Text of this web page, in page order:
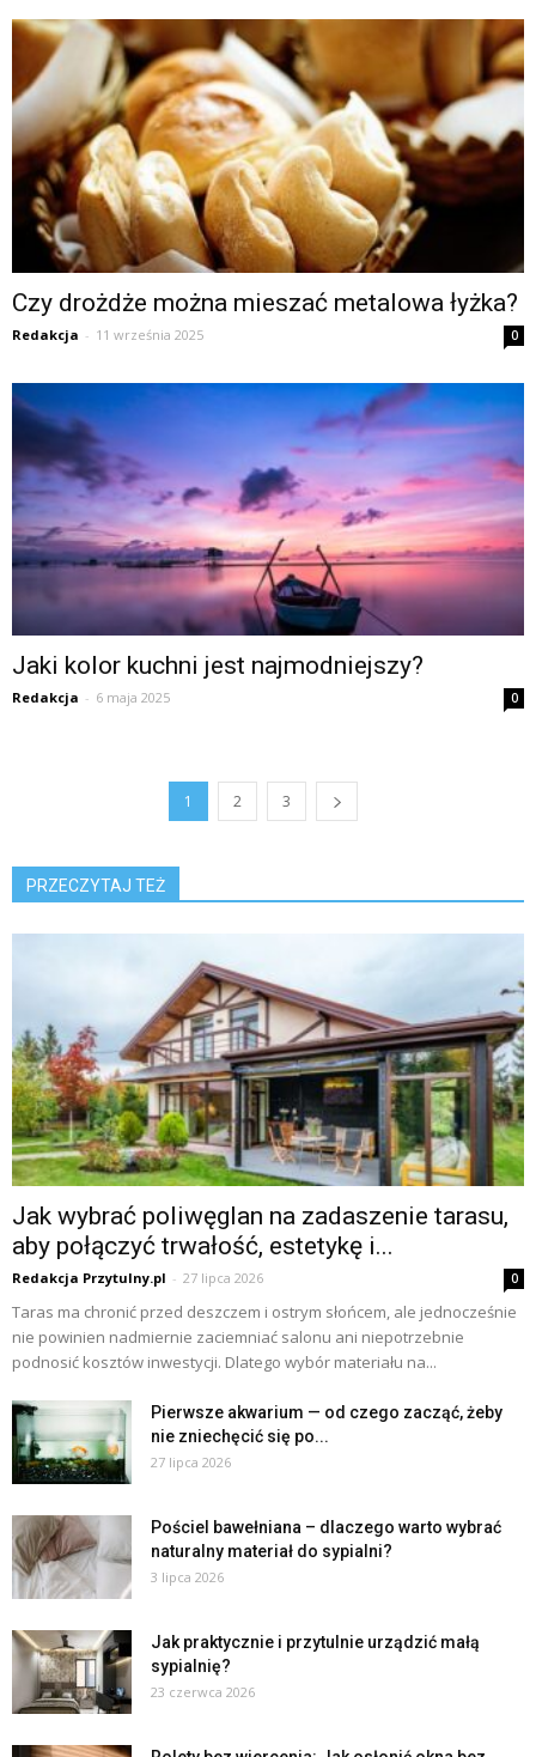
Czy drożdże można mieszać metalowa łyżka?
Redakcja - 11 września 2025 0
Jaki kolor kuchni jest najmodniejszy?
Redakcja - 6 maja 2025 0
1 2 3
PRZECZYTAJ TEŻ
Jak wybrać poliwęglan na zadaszenie tarasu,
aby połączyć trwałość, estetykę i...
Redakcja Przytulny.pl - 27 lipca 2026 0
Taras ma chronić przed deszczem i ostrym słońcem, ale jednocześnie
nie powinien nadmiernie zaciemniać salonu ani niepotrzebnie
podnosić kosztów inwestycji. Dlatego wybór materiału na...
Pierwsze akwarium — od czego zacząć, żeby
nie zniechęcić się po...
27 lipca 2026
Pościel bawełniana – dlaczego warto wybrać
naturalny materiał do sypialni?
3 lipca 2026
Jak praktycznie i przytulnie urządzić małą
sypialnię?
23 czerwca 2026